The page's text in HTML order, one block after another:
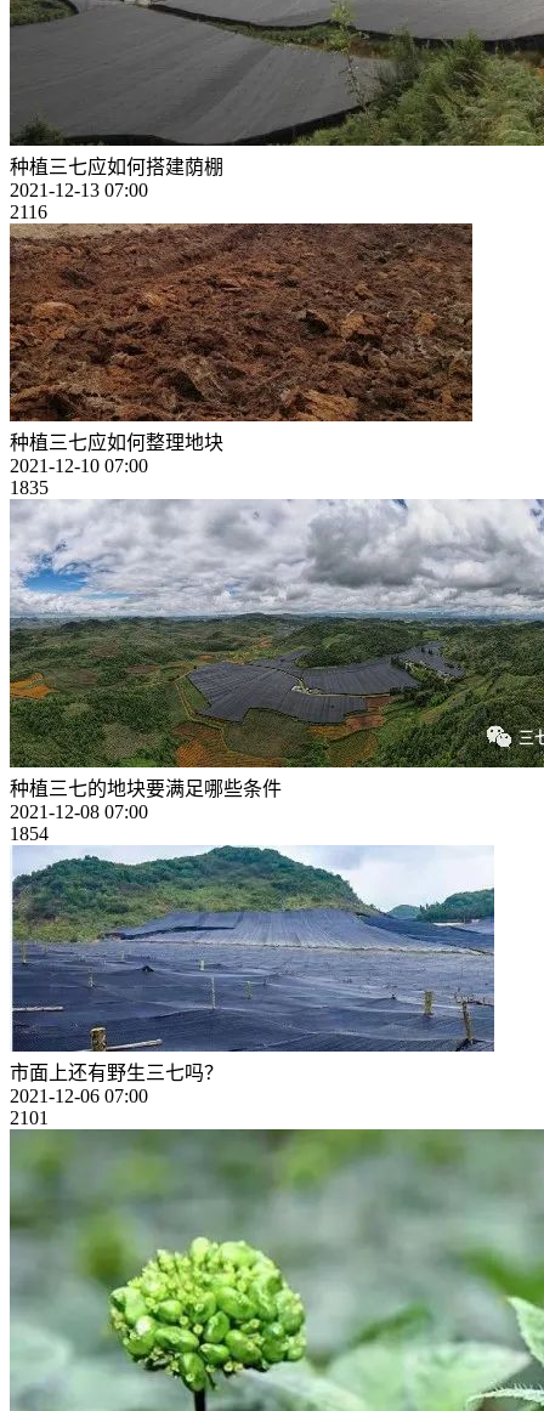
种植三七应如何搭建荫棚
2021-12-13 07:00
2116
种植三七应如何整理地块
2021-12-10 07:00
1835
种植三七的地块要满足哪些条件
2021-12-08 07:00
1854
市面上还有野生三七吗？
2021-12-06 07:00
2101